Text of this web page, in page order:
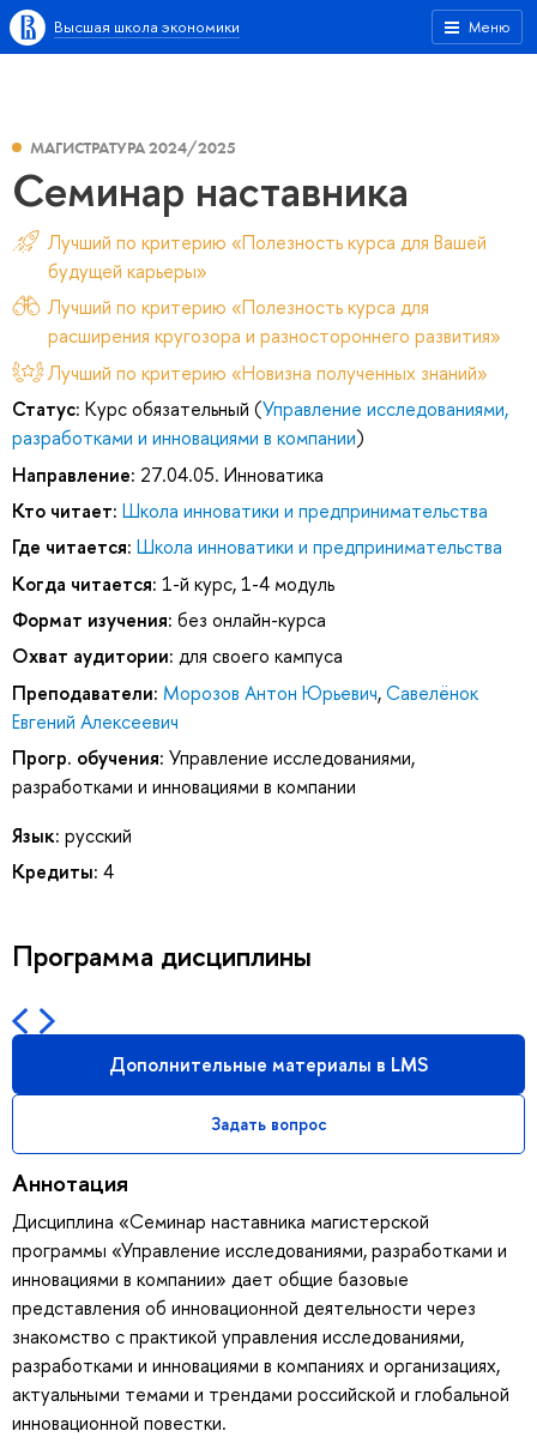
Меню
Высшая школа экономики
МАГИСТРАТУРА 2024/2025
Семинар наставника
Лучший по критерию «Полезность курса для Вашей
будущей карьеры»
Лучший по критерию «Полезность курса для
расширения кругозора и разностороннего развития»
Лучший по критерию «Новизна полученных знаний»
Статус: Курс обязательный (Управление исследованиями,
разработками и инновациями в компании)
Направление: 27.04.05. Инноватика
Кто читает: Школа инноватики и предпринимательства
Где читается: Школа инноватики и предпринимательства
Когда читается: 1-й курс, 1-4 модуль
Формат изучения: без онлайн-курса
Охват аудитории: для своего кампуса
Преподаватели: Морозов Антон Юрьевич,Савелёнок
Евгений Алексеевич
Прогр. обучения: Управление исследованиями,
разработками и инновациями в компании
Язык: русский
Кредиты: 4
Программа дисциплины
Дополнительные материалы в LMS
Задать вопрос
Аннотация
Дисциплина «Семинар наставника магистерской
программы «Управление исследованиями, разработками и
инновациями в компании» дает общие базовые
представления об инновационной деятельности через
знакомство с практикой управления исследованиями,
разработками и инновациями в компаниях и организациях,
актуальными темами и трендами российской и глобальной
инновационной повестки.